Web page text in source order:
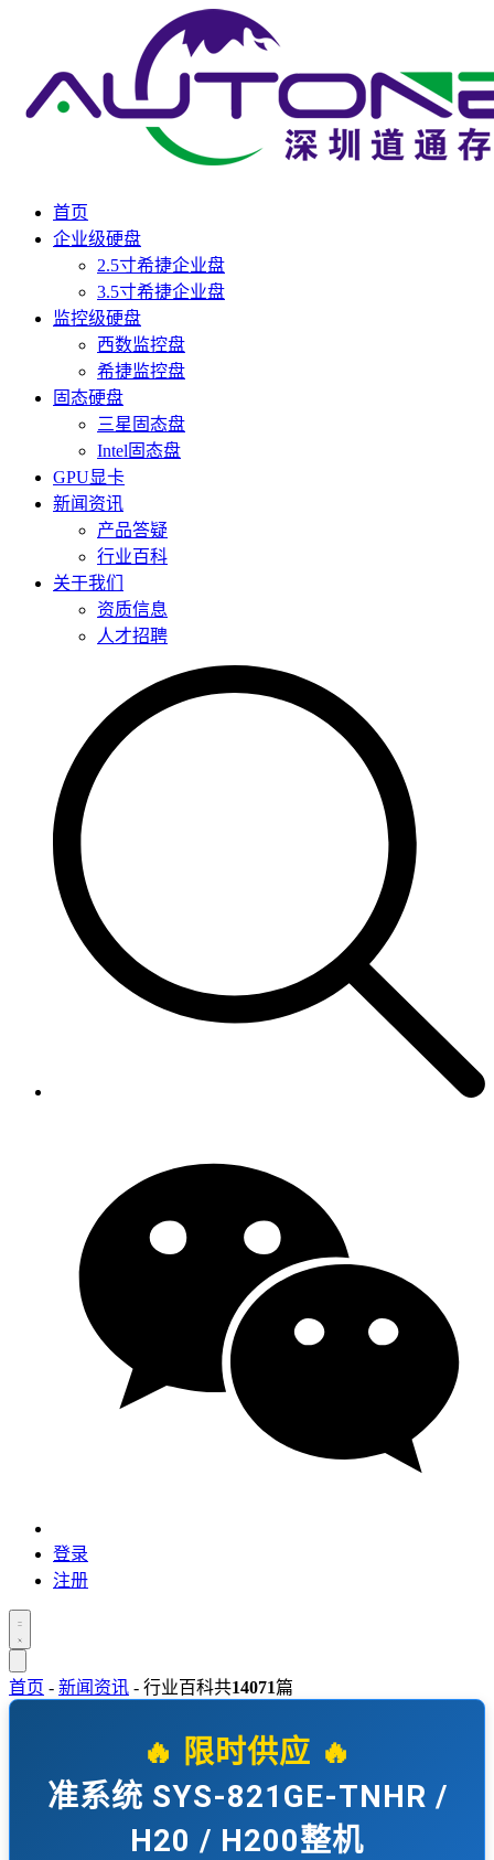
首页
企业级硬盘
2.5寸希捷企业盘
3.5寸希捷企业盘
监控级硬盘
西数监控盘
希捷监控盘
固态硬盘
三星固态盘
Intel固态盘
GPU显卡
新闻资讯
产品答疑
行业百科
关于我们
资质信息
人才招聘
登录
注册
首页 - 新闻资讯 - 行业百科共14071篇
🔥 限时供应 🔥
准系统 SYS-821GE-TNHR /
H20 / H200整机